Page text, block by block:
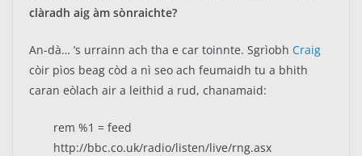
clàradh aig àm sònraichte?
An-dà… ’s urrainn ach tha e car toinnte. Sgrìobh Craig
còir pìos beag còd a nì seo ach feumaidh tu a bhith
caran eòlach air a leithid a rud, chanamaid:
rem %1 = feed
http://bbc.co.uk/radio/listen/live/rng.asx